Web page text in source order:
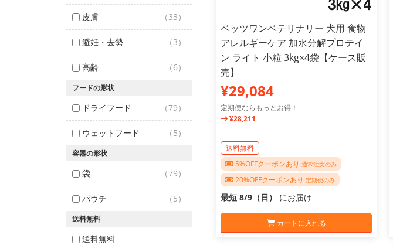
皮膚 （33）
避妊・去勢 （3）
高齢 （6）
フードの形状
ドライフード （79）
ウェットフード （5）
容器の形状
袋 （79）
パウチ （5）
送料無料
送料無料
ベッツワンベテリナリー 犬用 食物
アレルギーケア 加水分解プロテイ
ン ライト 小粒 3kg×4袋【ケース販
売】
¥29,084
定期便ならもっとお得！
¥28,211
送料無料
5%OFFクーポンあり 通常注文のみ
20%OFFクーポンあり 定期便のみ
最短 8/9（日） にお届け
カートに入れる